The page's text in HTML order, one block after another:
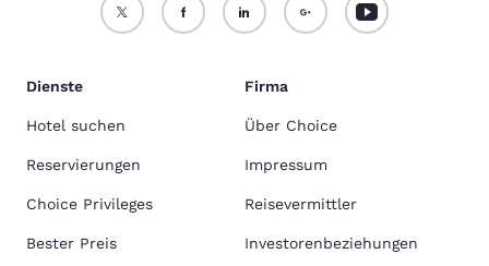
Dienste
Hotel suchen
Reservierungen
Choice Privileges
Bester Preis
Firma
Über Choice
Impressum
Reisevermittler
Investorenbeziehungen